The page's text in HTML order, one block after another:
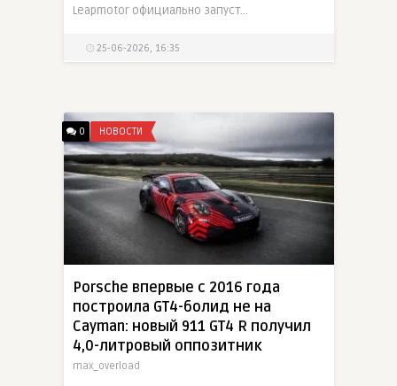
Leapmotor официально запустила D99 в Китае. Семейный MPV предложен в шести версиях: три EREV и три полностью электрические. Цены составляют от 249 800 до 319 800 юаней, поставки должны начаться 20
25-06-2026, 16:35
0 НОВОСТИ
Porsche впервые с 2016 года
построила GT4-болид не на
Cayman: новый 911 GT4 R получил
4,0-литровый оппозитник
max_overload